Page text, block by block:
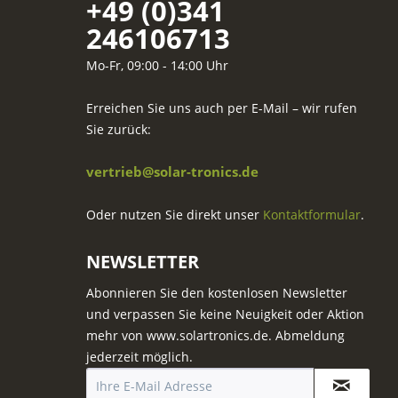
+49 (0)341
246106713
Mo-Fr, 09:00 - 14:00 Uhr
Erreichen Sie uns auch per E-Mail – wir rufen
Sie zurück:
vertrieb@solar-tronics.de
Oder nutzen Sie direkt unser Kontaktformular.
NEWSLETTER
Abonnieren Sie den kostenlosen Newsletter
und verpassen Sie keine Neuigkeit oder Aktion
mehr von www.solartronics.de. Abmeldung
jederzeit möglich.